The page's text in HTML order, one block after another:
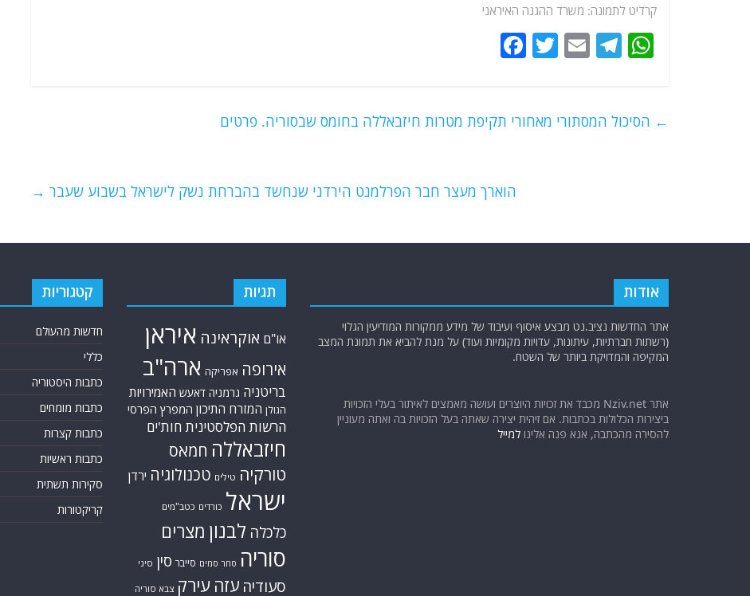
קרדיט לתמונה: משרד ההגנה האיראני
W
s
T
g
E
l
T
er
e
o
← הסיכול המסתורי מאחורי תקיפת מטרות חיזבאללה בחומס שבסוריה. פרטים
הוארך מעצר חבר הפרלמנט הירדני שנחשד בהברחת נשק לישראל בשבוע שעבר →
אודות
אתר החדשות נציב.נט מבצע איסוף ועיבוד של מידע ממקורות המודיעין הגלוי
(רשתות חברתיות, עיתונות, עדויות מקומיות ועוד) על מנת להביא את תמונת המצב
המקיפה והמדויקת ביותר של השטח.
אתר Nziv.net מכבד את זכויות היוצרים ועושה מאמצים לאיתור בעלי הזכויות
ביצירות הכלולות בכתבות. אם זיהית יצירה שאתה בעל הזכויות בה ואתה מעוניין
להסירה מהכתבה, אנא פנה אלינו למייל
תגיות
או"ם אוקראינה איראן
אירופה אפריקה ארה"ב
בריטניה גרמניה דאעש האמירויות
הגולן המזרח התיכון המפרץ הפרסי
הרשות הפלסטינית חות'ים
חיזבאללה חמאס
טורקיה טילים טכנולוגיה ירדן
ישראל כורדים כטב"מים
כלכלה לבנון מצרים
סוריה סחר סמים סייבר סין סיני
סעודיה עזה עירק צבא סוריה
קטגוריות
חדשות מהעולם
כללי
כתבות היסטוריה
כתבות מומחים
כתבות קצרות
כתבות ראשיות
סקירות תשתית
קריקטורות